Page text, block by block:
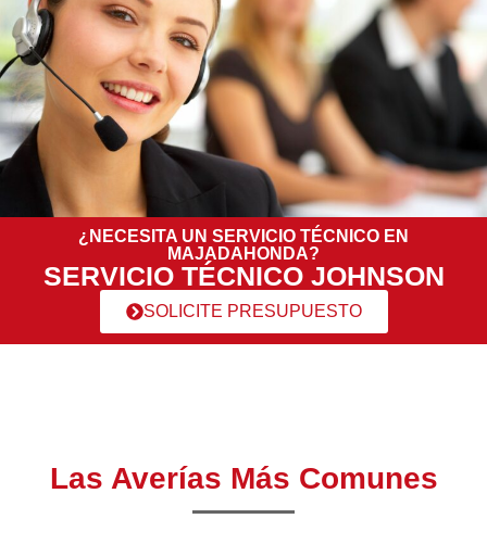
¿NECESITA UN SERVICIO TÉCNICO EN
MAJADAHONDA?
SERVICIO TÉCNICO JOHNSON
SOLICITE PRESUPUESTO
Las Averías Más Comunes